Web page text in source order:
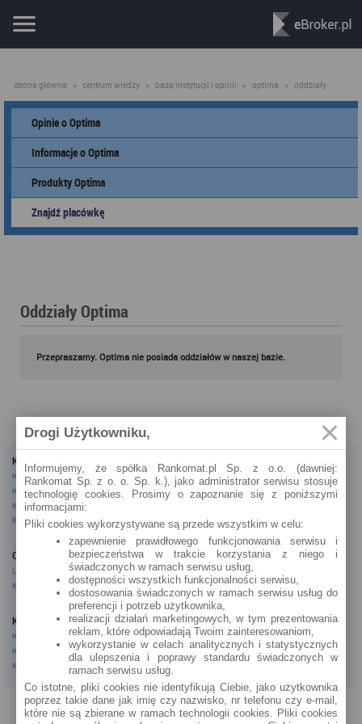
strona główna » centrum wiedzy » baza instytucji i opinii » optima » oddziały
Opinie o Optima
Informacje o Optima
Produkty Optima
Znajdź placówkę
Oddziały Optima
Przepraszamy. Optima nie posiada oddziałów w naszej bazie.
Kredyty
Kredyty gotówkowe
Kredyty hipoteczne
Kredyty konsolidacyjne
Kredyty na samochód
Oszczędzanie
Lokaty
Konta oszczędnościowe
Konta osobiste
Konta osobiste
Konta oszczędnościowe
Konta młodzieżowe
Kredyty firmowe
Konta firmowe
Inne
eBroker Ekstra
Artykuły
Odpowiedzi ekspertów
Porady
Opinie o instytucjach
Tagi
Kalkulator OC AC
Kalkulatory
PROGRAM PARTNERSKI O NAS REKLAMA REGULAMIN
Drogi Użytkowniku,
Informujemy, że spółka Rankomat.pl Sp. z o.o. (dawniej:
Rankomat Sp. z o. o. Sp. k.), jako administrator serwisu stosuje
technologię cookies. Prosimy o zapoznanie się z poniższymi
informacjami:
Pliki cookies wykorzystywane są przede wszystkim w celu:
zapewnienie prawidłowego funkcjonowania serwisu i
bezpieczeństwa w trakcie korzystania z niego i
świadczonych w ramach serwisu usług,
dostępności wszystkich funkcjonalności serwisu,
dostosowania świadczonych w ramach serwisu usług do
preferencji i potrzeb użytkownika,
realizacji działań marketingowych, w tym prezentowania
reklam, które odpowiadają Twoim zainteresowaniom,
wykorzystanie w celach analitycznych i statystycznych
dla ulepszenia i poprawy standardu świadczonych w
ramach serwisu usług.
Co istotne, pliki cookies nie identyfikują Ciebie, jako użytkownika
poprzez takie dane jak imię czy nazwisko, nr telefonu czy e-mail,
które nie są zbierane w ramach technologii cookies. Pliki cookies